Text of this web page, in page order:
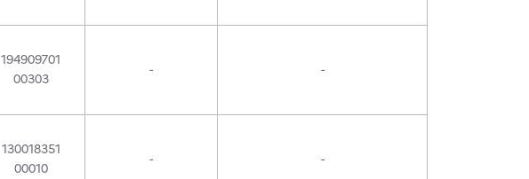
194909701
00303
- -
130018351
00010
- -